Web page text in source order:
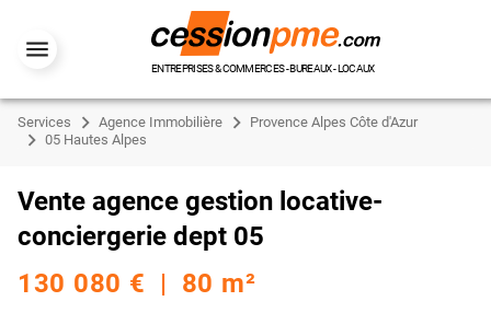
ENTREPRISES & COMMERCES - BUREAUX - LOCAUX
Services Agence Immobilière
Provence Alpes Côte d'Azur
05 Hautes Alpes
Vente agence gestion locative-
conciergerie dept 05
130 080 € | 80 m²